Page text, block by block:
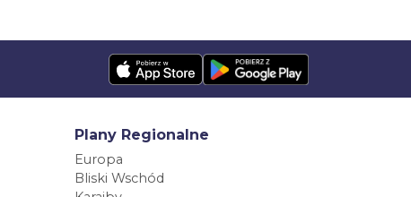
Plany Regionalne
Europa
Bliski Wschód